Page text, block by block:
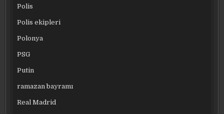
Polis
Polis ekipleri
Polonya
PSG
Putin
ramazan bayramı
Real Madrid